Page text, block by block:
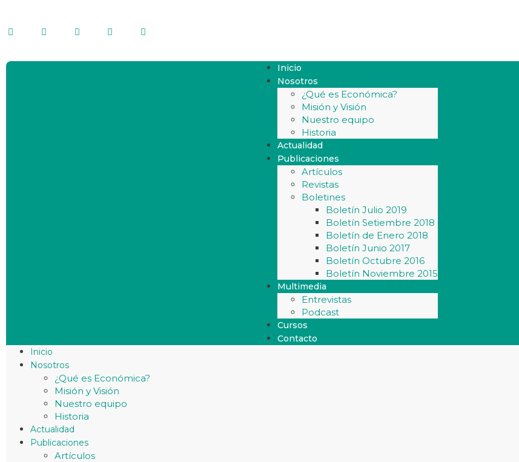
Inicio
Nosotros
¿Qué es Económica?
Misión y Visión
Nuestro equipo
Historia
Actualidad
Publicaciones
Artículos
Revistas
Boletines
Boletín Julio 2019
Boletín Setiembre 2018
Boletín de Enero 2018
Boletín Junio 2017
Boletín Octubre 2016
Boletín Noviembre 2015
Multimedia
Entrevistas
Podcast
Cursos
Contacto
Inicio
Nosotros
¿Qué es Económica?
Misión y Visión
Nuestro equipo
Historia
Actualidad
Publicaciones
Artículos